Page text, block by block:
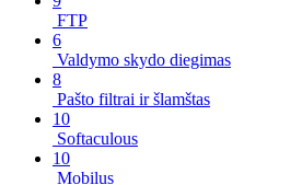
FTP
6
Valdymo skydo diegimas
8
Pašto filtrai ir šlamštas
10
Softaculous
10
Mobilus